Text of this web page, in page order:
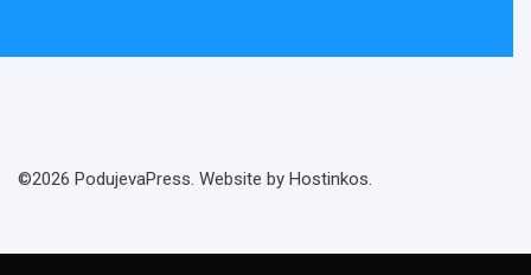
©2026 PodujevaPress. Website by Hostinkos.